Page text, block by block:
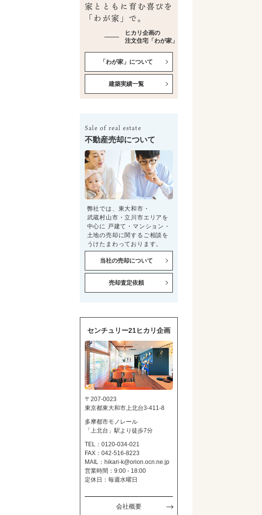
家とともに育む喜びを
「わが家」で。
ヒカリ企画の
注文住宅「わが家」
「わが家」について
建築実績一覧
Sale of real estate
不動産売却について
弊社では、東大和市・
武蔵村山市・立川市エリアを
中心に 戸建て・マンション・
土地の売却に関するご相談を
うけたまわっております。
当社の売却について
売却査定依頼
センチュリー21ヒカリ企画
〒207-0023
東京都東大和市上北台3-411-8
多摩都市モノレール
「上北台」駅より徒歩7分
TEL：0120-034-021
FAX：042-516-8223
MAIL： hikari-k@orion.ocn.ne.jp
営業時間：9:00 - 18:00
定休日：毎週水曜日
会社概要